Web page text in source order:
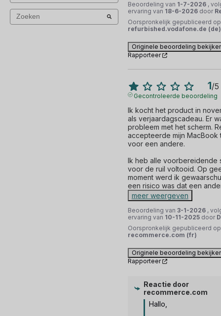
Beoordeling van 1-7-2026 ,
ervaring van 18-6-2026 door
Oorspronkelijk gepubliceerd op
refurbished.vodafone.de (de)
Originele beoordeling
Rapporteer
1/5
Gecontroleerde beoordeling
Ik kocht het product in
als verjaardagscadeau. Er
probleem met het scherm.
accepteerde mijn MacBook
voor een andere.
Ik heb alle voorbereidende
voor de ruil voltooid. Op
moment werd ik
een risico was dat een
meer weergeven
Beoordeling van 3-1-2026 ,
ervaring van 10-11-2025 door
Oorspronkelijk gepubliceerd op
recommerce.com (fr)
Originele beoordeling
Rapporteer
Reactie door
recommerce.com
Hallo,